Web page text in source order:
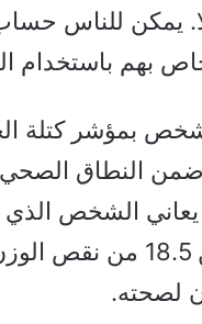
يمكن للناس
بهم باستخدام
إلى 24.9 ضمن النطاق
يعاني الشخص
جسمه عن 18.5 من
لصحته.